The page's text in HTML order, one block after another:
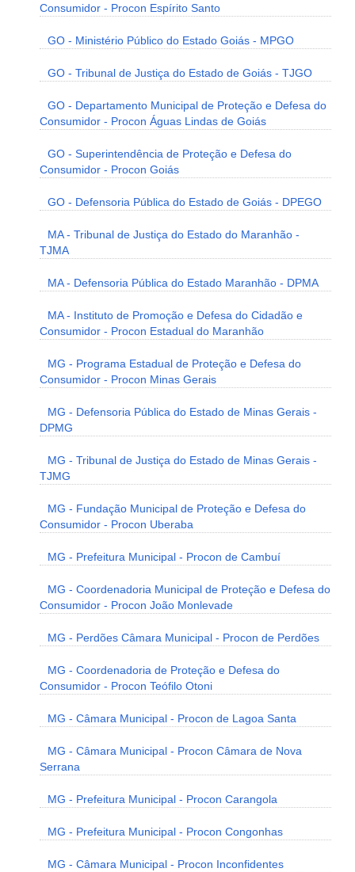
Consumidor - Procon Espírito Santo
GO - Ministério Público do Estado Goiás - MPGO
GO - Tribunal de Justiça do Estado de Goiás - TJGO
GO - Departamento Municipal de Proteção e Defesa do
Consumidor - Procon Águas Lindas de Goiás
GO - Superintendência de Proteção e Defesa do
Consumidor - Procon Goiás
GO - Defensoria Pública do Estado de Goiás - DPEGO
MA - Tribunal de Justiça do Estado do Maranhão -
TJMA
MA - Defensoria Pública do Estado Maranhão - DPMA
MA - Instituto de Promoção e Defesa do Cidadão e
Consumidor - Procon Estadual do Maranhão
MG - Programa Estadual de Proteção e Defesa do
Consumidor - Procon Minas Gerais
MG - Defensoria Pública do Estado de Minas Gerais -
DPMG
MG - Tribunal de Justiça do Estado de Minas Gerais -
TJMG
MG - Fundação Municipal de Proteção e Defesa do
Consumidor - Procon Uberaba
MG - Prefeitura Municipal - Procon de Cambuí
MG - Coordenadoria Municipal de Proteção e Defesa do
Consumidor - Procon João Monlevade
MG - Perdões Câmara Municipal - Procon de Perdões
MG - Coordenadoria de Proteção e Defesa do
Consumidor - Procon Teófilo Otoni
MG - Câmara Municipal - Procon de Lagoa Santa
MG - Câmara Municipal - Procon Câmara de Nova
Serrana
MG - Prefeitura Municipal - Procon Carangola
MG - Prefeitura Municipal - Procon Congonhas
MG - Câmara Municipal - Procon Inconfidentes